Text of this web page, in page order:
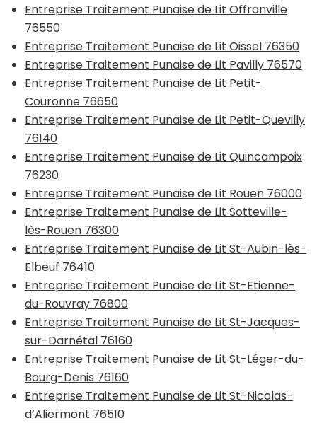
Entreprise Traitement Punaise de Lit Offranville
76550
Entreprise Traitement Punaise de Lit Oissel 76350
Entreprise Traitement Punaise de Lit Pavilly 76570
Entreprise Traitement Punaise de Lit Petit-
Couronne 76650
Entreprise Traitement Punaise de Lit Petit-Quevilly
76140
Entreprise Traitement Punaise de Lit Quincampoix
76230
Entreprise Traitement Punaise de Lit Rouen 76000
Entreprise Traitement Punaise de Lit Sotteville-
lès-Rouen 76300
Entreprise Traitement Punaise de Lit St-Aubin-lès-
Elbeuf 76410
Entreprise Traitement Punaise de Lit St-Etienne-
du-Rouvray 76800
Entreprise Traitement Punaise de Lit St-Jacques-
sur-Darnétal 76160
Entreprise Traitement Punaise de Lit St-Léger-du-
Bourg-Denis 76160
Entreprise Traitement Punaise de Lit St-Nicolas-
d’Aliermont 76510